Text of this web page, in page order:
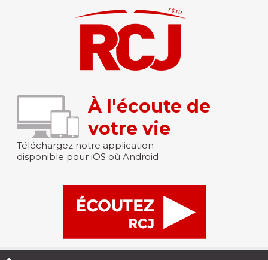
À l'écoute de
votre vie
Téléchargez notre application
disponible pour iOS où Android